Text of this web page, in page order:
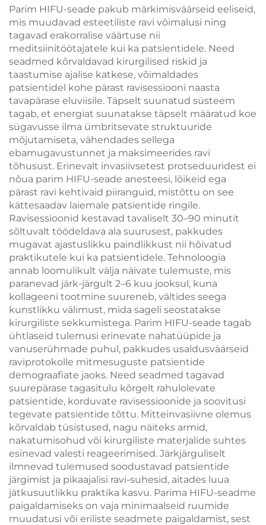
pidevaks, kontaktita
kasutamiseks
kliinikus
Parim HIFU-seade pakub märkimisväärseid eeliseid,
mis muudavad esteetiliste ravi võimalusi ning
tagavad erakorralise väärtuse nii
meditsiinitöötajatele kui ka patsientidele. Need
seadmed kõrvaldavad kirurgilised riskid ja
taastumise ajalise katkese, võimaldades
patsientidel kohe pärast ravisessiooni naasta
tavapärase eluviisile. Täpselt suunatud süsteem
tagab, et energiat suunatakse täpselt määratud koe
sügavusse ilma ümbritsevate struktuuride
mõjutamiseta, vähendades sellega
ebamugavustunnet ja maksimeerides ravi
tõhusust. Erinevalt invasiivsetest protseduuridest ei
nõua parim HIFU-seade anesteesi, lõikeid ega
pärast ravi kehtivaid piiranguid, mistõttu on see
kättesaadav laiemale patsientide ringile.
Ravisessioonid kestavad tavaliselt 30–90 minutit
sõltuvalt töödeldava ala suurusest, pakkudes
mugavat ajastuslikku paindlikkust nii hõivatud
praktikutele kui ka patsientidele. Tehnoloogia
annab loomulikult välja näivate tulemuste, mis
paranevad järk-järgult 2–6 kuu jooksul, kuna
kollageeni tootmine suureneb, vältides seega
kunstlikku välimust, mida sageli seostatakse
kirurgiliste sekkumistega. Parim HIFU-seade tagab
ühtlaseid tulemusi erinevate nahatüüpide ja
vanuserühmade puhul, pakkudes usaldusväärseid
raviprotokolle mitmesuguste patsientide
demograafiate jaoks. Need seadmed tagavad
suurepärase tagasitulu kõrgelt rahulolevate
patsientide, korduvate ravisessioonide ja soovitusi
tegevate patsientide tõttu. Mitteinvasiivne olemus
kõrvaldab tüsistused, nagu näiteks armid,
nakatumisohud või kirurgiliste materjalide suhtes
esinevad valesti reageerimised. Järkjärguliselt
ilmnevad tulemused soodustavad patsientide
järgimist ja pikaajalisi ravi-suhesid, aitades luua
jätkusuutlikku praktika kasvu. Parima HIFU-seadme
paigaldamiseks on vaja minimaalseid ruumide
muudatusi või eriliste seadmete paigaldamist, sest